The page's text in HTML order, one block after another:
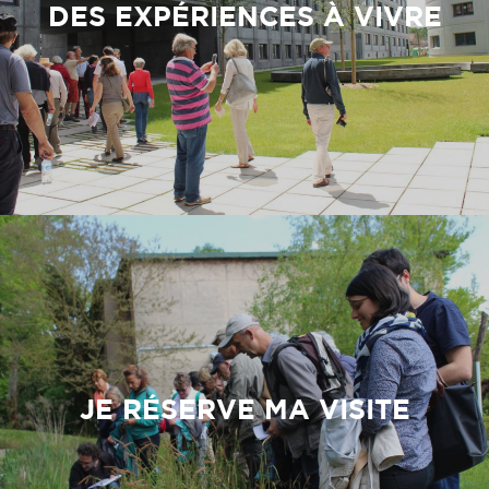
DES EXPÉRIENCES À VIVRE
JE RÉSERVE MA VISITE